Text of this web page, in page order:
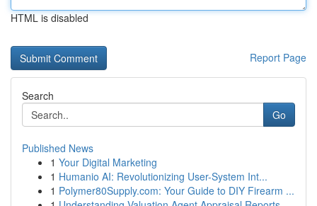
HTML is disabled
Report Page
Search
Go
Published News
1 Your Digital Marketing
1 Humanio AI: Revolutionizing User-System Int...
1 Polymer80Supply.com: Your Guide to DIY Firearm ...